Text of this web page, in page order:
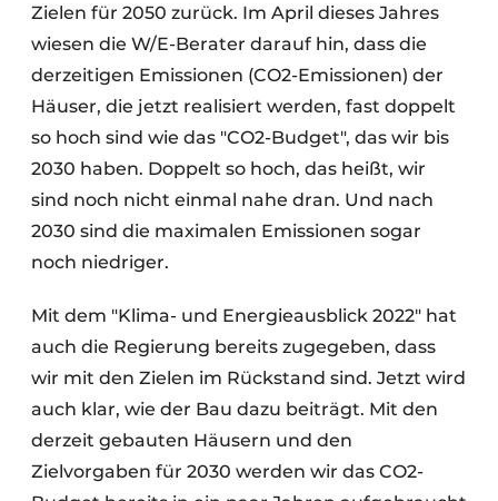
Zielen für 2050 zurück. Im April dieses Jahres
wiesen die W/E-Berater darauf hin, dass die
derzeitigen Emissionen (CO2-Emissionen) der
Häuser, die jetzt realisiert werden, fast doppelt
so hoch sind wie das "CO2-Budget", das wir bis
2030 haben. Doppelt so hoch, das heißt, wir
sind noch nicht einmal nahe dran. Und nach
2030 sind die maximalen Emissionen sogar
noch niedriger.
Mit dem "Klima- und Energieausblick 2022" hat
auch die Regierung bereits zugegeben, dass
wir mit den Zielen im Rückstand sind. Jetzt wird
auch klar, wie der Bau dazu beiträgt. Mit den
derzeit gebauten Häusern und den
Zielvorgaben für 2030 werden wir das CO2-